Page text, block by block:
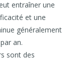
entraîner une
et une
généralement
an.
sont des